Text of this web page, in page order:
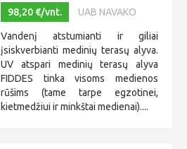
98,20 €/vnt. UAB NAVAKO
Vandenį atstumianti ir giliai
įsiskverbianti medinių terasų alyva.
UV atspari medinių terasų alyva
FIDDES tinka visoms medienos
rūšims (tame tarpe egzotinei,
kietmedžiui ir minkštai medienai)....